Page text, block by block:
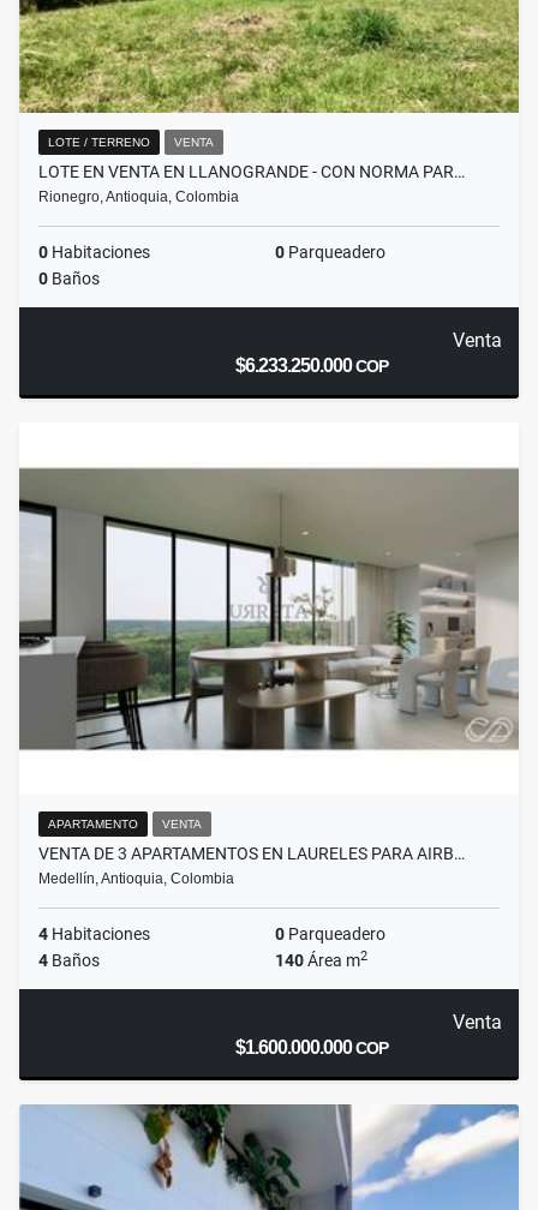
LOTE / TERRENO VENTA
LOTE EN VENTA EN LLANOGRANDE - CON NORMA PAR…
Rionegro, Antioquia, Colombia
0 Habitaciones 0 Parqueadero
0 Baños
Venta
$6.233.250.000COP
APARTAMENTO VENTA
VENTA DE 3 APARTAMENTOS EN LAURELES PARA AIRB…
Medellín, Antioquia, Colombia
4 Habitaciones 0 Parqueadero
4 Baños 140Área m2
Venta
$1.600.000.000COP